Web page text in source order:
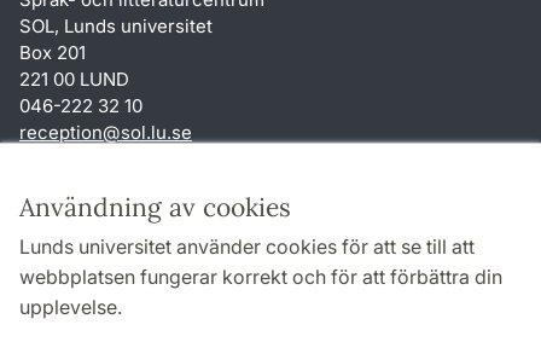
Användning av cookies
Lunds universitet använder cookies för att se till att
webbplatsen fungerar korrekt och för att förbättra din
upplevelse.
SOL, Lunds universitet
Box 201
221 00 LUND
046-222 32 10
reception@sol.lu.se
Genvägar
Om webbplatsen och cookies
Behandling av personuppgifter
Tillgänglighetsredogörelse